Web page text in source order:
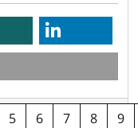
5 6 7 8 9